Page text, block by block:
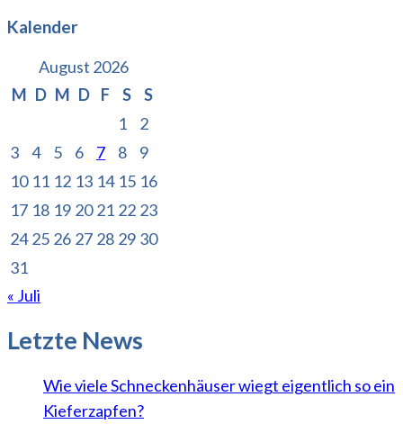
Kalender
August 2026
M D M D F S
S
1
2
3
4 5 6 7 8
9
10 11 12 13 14 15 16
17 18 19 20 21 22 23
24 25 26 27 28 29 30
31
« Juli
Letzte News
Wie viele Schneckenhäuser wiegt eigentlich so ein
Kieferzapfen?